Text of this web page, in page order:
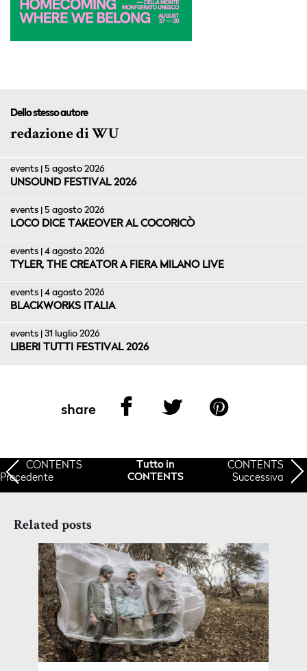
Dello stesso autore
redazione di WU
events | 5 agosto 2026
UNSOUND FESTIVAL 2026
events | 5 agosto 2026
LOCO DICE TAKEOVER AL COCORICÒ
events | 4 agosto 2026
TYLER, THE CREATOR A FIERA MILANO LIVE
events | 4 agosto 2026
BLACKWORKS ITALIA
events | 31 luglio 2026
LIBERI TUTTI FESTIVAL 2026
share
CONTENTS
Precedente
Tutto in
CONTENTS
CONTENTS
Successiva
Related posts